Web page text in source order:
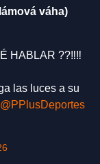
váha)
HABLAR ??‼️‼️
las luces a su
@PPlusDeportes